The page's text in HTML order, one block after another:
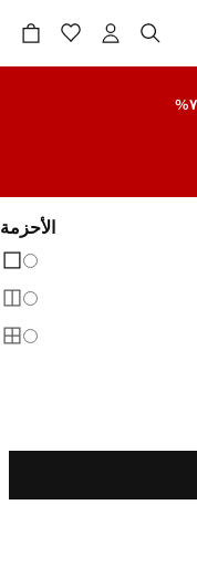
الأحزمة